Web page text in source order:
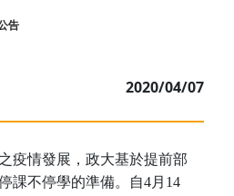
告
2020/04/07
疫情發展，政大基於提前部
課不停學的準備。自4月14